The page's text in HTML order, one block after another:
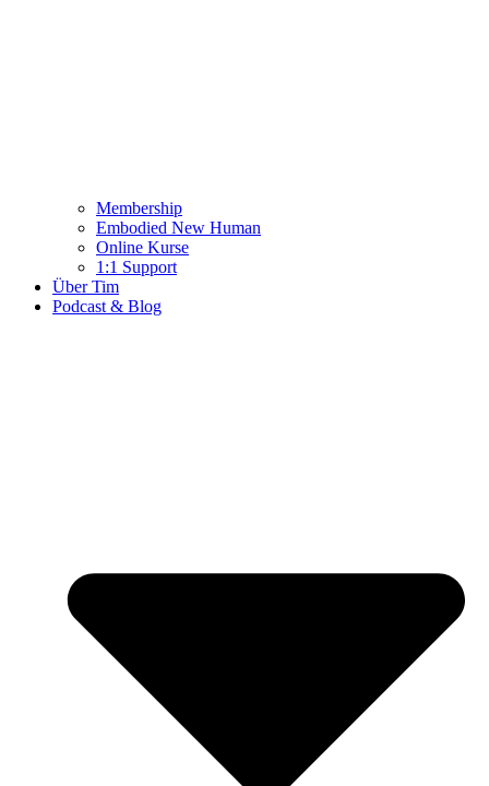
Membership
Embodied New Human
Online Kurse
1:1 Support
Über Tim
Podcast & Blog